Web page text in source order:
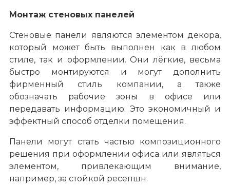
Монтаж стеновых панелей
Стеновые панели являются элементом декора,
который может быть выполнен как в любом
стиле, так и оформлении. Они лёгкие, весьма
быстро монтируются и могут дополнить
фирменный стиль компании, а также
обозначать рабочие зоны в офисе или
передавать информацию. Это экономичный и
эффектный способ отделки помещения.
Панели могут стать частью композиционного
решения при оформлении офиса или являться
элементом, привлекающим внимание,
например, за стойкой ресепшн.